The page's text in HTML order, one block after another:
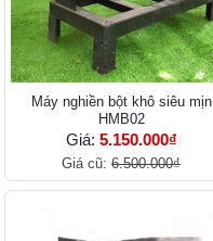
Máy nghiền bột khô siêu mịn
HMB02
Giá: 5.150.000₫
Giá cũ: 6.500.000₫